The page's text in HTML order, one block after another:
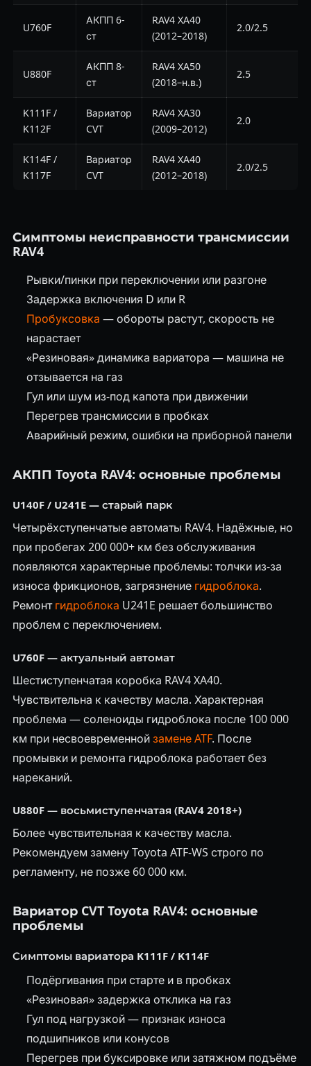
U760F
АКПП 6-
ст
RAV4 XA40
(2012–2018)
2.0/2.5
U880F
АКПП 8-
ст
RAV4 XA50
(2018–н.в.)
2.5
K111F /
K112F
Вариатор
CVT
RAV4 XA30
(2009–2012)
2.0
K114F /
K117F
Вариатор
CVT
RAV4 XA40
(2012–2018)
2.0/2.5
Симптомы неисправности трансмиссии
RAV4
Рывки/пинки при переключении или разгоне
Задержка включения D или R
Пробуксовка — обороты растут, скорость не
нарастает
«Резиновая» динамика вариатора — машина не
отзывается на газ
Гул или шум из-под капота при движении
Перегрев трансмиссии в пробках
Аварийный режим, ошибки на приборной панели
АКПП Toyota RAV4: основные проблемы
U140F / U241E — старый парк
Четырёхступенчатые автоматы RAV4. Надёжные, но
при пробегах 200 000+ км без обслуживания
появляются характерные проблемы: толчки из-за
износа фрикционов, загрязнение гидроблока.
Ремонтгидроблока U241E решает большинство
проблем с переключением.
U760F — актуальный автомат
Шестиступенчатая коробка RAV4 XA40.
Чувствительна к качеству масла. Характерная
проблема — соленоиды гидроблока после 100 000
км при несвоевременнойзамене ATF. После
промывки и ремонта гидроблока работает без
нареканий.
U880F — восьмиступенчатая (RAV4 2018+)
Более чувствительная к качеству масла.
Рекомендуем замену Toyota ATF-WS строго по
регламенту, не позже 60 000 км.
Вариатор CVT Toyota RAV4: основные
проблемы
Симптомы вариатора K111F / K114F
Подёргивания при старте и в пробках
«Резиновая» задержка отклика на газ
Гул под нагрузкой — признак износа
подшипников или конусов
Перегрев при буксировке или затяжном подъёме